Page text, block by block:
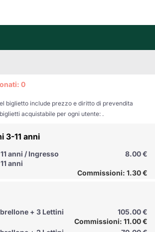
0
biglietto include prezzo e diritto di prevendita
acquistabile per ogni utente: .
3-11 anni
anni / Ingresso
anni
8.00 €
Commissioni: 1.30 €
+ 3 Lettini
105.00 €
Commissioni: 11.00 €